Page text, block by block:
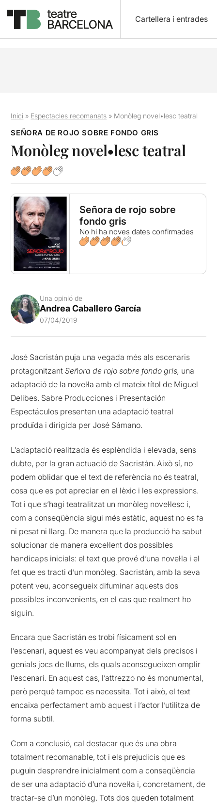
Cartellera i entrades
Inici » Espectacles recomanats » Monòleg novel•lesc teatral
SEÑORA DE ROJO SOBRE FONDO GRIS
Monòleg novel•lesc teatral
Señora de rojo sobre
fondo gris
No hi ha noves dates confirmades
Una opinió de
Andrea Caballero García
07/04/2019
José Sacristán puja una vegada més als escenaris
protagonitzantSeñora de rojo sobre fondo gris, una
adaptació de la novel·la amb el mateix títol de Miguel
Delibes. Sabre Producciones i Presentación
Espectáculos presenten una adaptació teatral
produïda i dirigida per José Sámano.
L’adaptació realitzada és esplèndida i elevada, sens
dubte, per la gran actuació de Sacristán. Això sí, no
podem oblidar que el text de referència no és teatral,
cosa que es pot apreciar en el lèxic i les expressions.
Tot i que s’hagi teatralitzat un monòleg novel·lesc i,
com a conseqüència sigui més estàtic, aquest no es fa
ni pesat ni llarg. De manera que la producció ha sabut
solucionar de manera excel·lent dos possibles
handicaps inicials: el text que prové d’una novel·la i el
fet que es tracti d’un monòleg. Sacristán, amb la seva
potent veu, aconsegueix difuminar aquests dos
possibles inconvenients, en el cas que realment ho
siguin.
Encara que Sacristán es trobi físicament sol en
l’escenari, aquest es veu acompanyat dels precisos i
genials jocs de llums, els quals aconsegueixen omplir
l’escenari. En aquest cas, l’attrezzo no és monumental,
però perquè tampoc es necessita. Tot i això, el text
encaixa perfectament amb aquest i l’actor l’utilitza de
forma subtil.
Com a conclusió, cal destacar que és una obra
totalment recomanable, tot i els prejudicis que es
puguin desprendre inicialment com a conseqüència
de ser una adaptació d’una novel·la i, concretament, de
tractar-se d’un monòleg. Tots dos queden totalment